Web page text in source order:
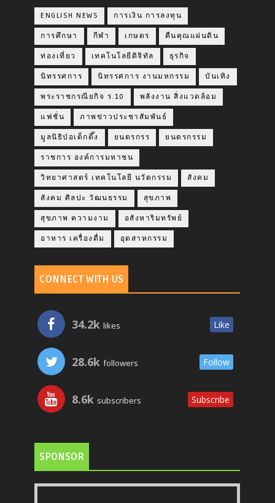
ENGLISH NEWS การเงิน การลงทุน
การศึกษา กีฬา เกษตร คืนคุณแผ่นดิน
ท่องเที่ยว เทคโนโลยีดิจิทัล ธุรกิจ
นิทรรศการ นิทรรศการ งานมหกรรม บันเทิง
พระราชกรณียกิจ ร.10 พลังงาน สิ่งแวดล้อม
แฟชั่น ภาพข่าวประชาสัมพันธ์
มูลนิธิป่อเต็กตึ๊ง ยนตรกรร ยนตรกรรม
ราชการ องค์การมหาชน
วิทยาศาสตร์ เทคโนโลยี นวัตกรรม สังคม
สังคม ศิลปะ วัฒนธรรม สุขภาพ
สุขภาพ ความงาม อสังหาริมทรัพย์
อาหาร เครื่องดื่ม อุตสาหกรรม
CONNECT WITH US
34.2k likes Like
28.6k followers Follow
8.6k subscribers Subscribe
SPONSOR